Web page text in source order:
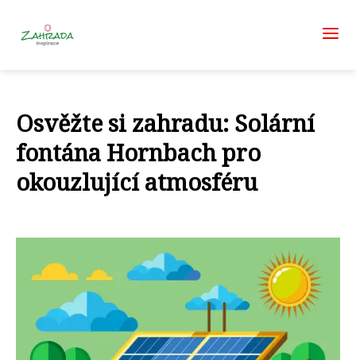
Osvěžte si zahradu: Solární
fontána Hornbach pro
okouzlující atmosféru